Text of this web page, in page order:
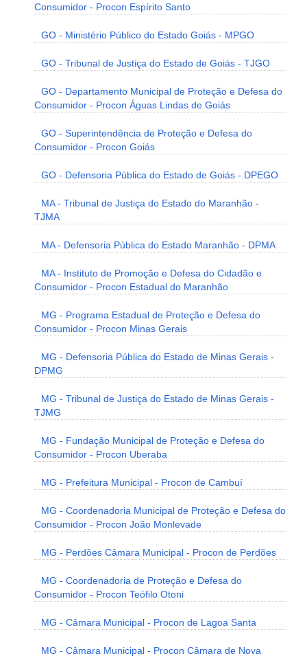
Consumidor - Procon Espírito Santo
GO - Ministério Público do Estado Goiás - MPGO
GO - Tribunal de Justiça do Estado de Goiás - TJGO
GO - Departamento Municipal de Proteção e Defesa do
Consumidor - Procon Águas Lindas de Goiás
GO - Superintendência de Proteção e Defesa do
Consumidor - Procon Goiás
GO - Defensoria Pública do Estado de Goiás - DPEGO
MA - Tribunal de Justiça do Estado do Maranhão -
TJMA
MA - Defensoria Pública do Estado Maranhão - DPMA
MA - Instituto de Promoção e Defesa do Cidadão e
Consumidor - Procon Estadual do Maranhão
MG - Programa Estadual de Proteção e Defesa do
Consumidor - Procon Minas Gerais
MG - Defensoria Pública do Estado de Minas Gerais -
DPMG
MG - Tribunal de Justiça do Estado de Minas Gerais -
TJMG
MG - Fundação Municipal de Proteção e Defesa do
Consumidor - Procon Uberaba
MG - Prefeitura Municipal - Procon de Cambuí
MG - Coordenadoria Municipal de Proteção e Defesa do
Consumidor - Procon João Monlevade
MG - Perdões Câmara Municipal - Procon de Perdões
MG - Coordenadoria de Proteção e Defesa do
Consumidor - Procon Teófilo Otoni
MG - Câmara Municipal - Procon de Lagoa Santa
MG - Câmara Municipal - Procon Câmara de Nova